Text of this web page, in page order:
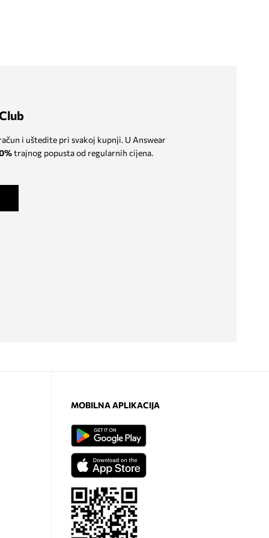
i uštedite pri svakoj kupnji. U Answear
trajnog popusta od regularnih cijena.
MOBILNA APLIKACIJA